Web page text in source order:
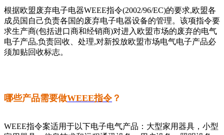
根据欧盟废弃电子电器WEEE指令(2002/96/EC)的要求,欧盟各
成员国自己负责各国的废弃电子电器设备的管理。该项指令要
求生产商(包括进口商和经销商)对进入欧盟市场的废弃的电气
电子产品,负责回收、处理,对新投放欧盟市场电气电子产品必
须加贴回收标志。
哪些产品需要做WEEE指令？
WEEE指令案适用于以下电子电气产品：大型家用器具，小型